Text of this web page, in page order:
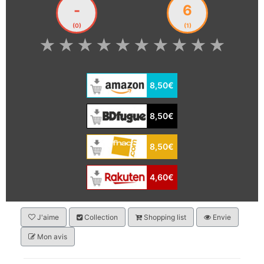
-
(0)
6
(1)
★
★
★
★
★
★
★
★
★
★
8,50€
8,50€
8,50€
4,60€
J'aime Collection Shopping list Envie
Mon avis